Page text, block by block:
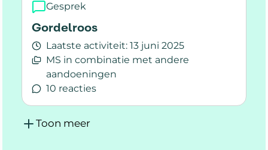
Gesprek
Gordelroos
Laatste activiteit: 13 juni 2025
MS in combinatie met andere
aandoeningen
10 reacties
Lees meer over Gordelroos
Toon meer